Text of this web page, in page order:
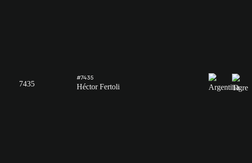
7435
#7435
Héctor Fertoli